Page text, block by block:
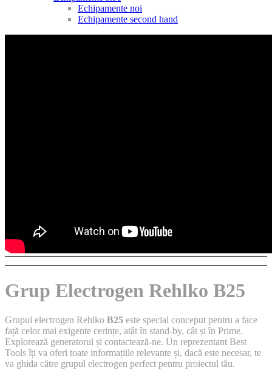
Echipamente noi
Echipamente second hand
Grup Electrogen Rehlko B25
Grupul electrogen Rehlko B25 este special conceput pentru a face
față celor mai exigente cerințe, atât în stand-by, cât și în Prime.
Explorează generatorul și contactează-ne. Un reprezentant Best
Tools îți va oferi toate informațiile relevante și, dacă este necesar, te
va ghida către grupul electrogen perfect pentru proiectul tău.